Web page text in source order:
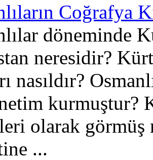
Coğrafya
döneminde
neresidir?
nasıldır?
kurmuştur?
olarak
...